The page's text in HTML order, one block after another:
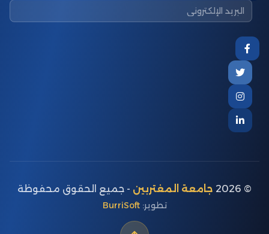
© 2026 جامعة المغتربين - جميع الحقوق محفوظة
تطوير:BurriSoft